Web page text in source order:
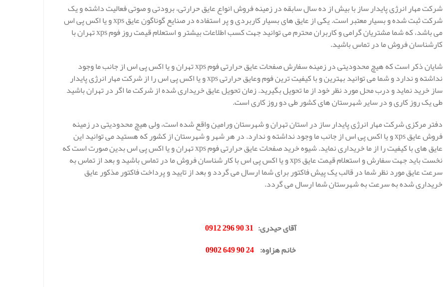
شرکت مهار انرژی پایدار ساز با بیش از ده سال سابقه در زمینه فروش انواع عایق حرارتی، برودتی و صوتی فعالیت داشته و یک
شرکت ثبت شده و بسیار معتبر است. یکی از عایق های بسیار کاربردی و پر استفاده در صنایع گوناگون عایق xps و یا اکس پی اس
می باشد، که شما مشتریان گرامی و کاربران محترم می توانید جهت کسب اطلاعات بیشتر و استعلام قیمت روز فوم xps تهران با
کارشناسان فروش ما در تماس باشید.
شایان ذکر است که هیچ محدودیتی در زمینه سفارش صفحات عایق حرارتی فوم xps تهران و یا اکس پی اس از جانب ما وجود
نداشته و ندارد و شما می توانید بهترین و با کیفیت ترین فوم وعایق حرارتی xps و یا اکس پی اس را از شرکت مهار انرژی پایدار
ساز خرید نماید و درب محل مورد نظر خود از ما تحویل بگیرید. زمان تحویل عایق خریداری شده از شرکت ما اگر در تهران باشید
طی یک روز کاری و در سایر شهرستان های کشور طی دو روز کاری است.
دفتر مرکزی شرکت مهار انرژی پایدار ساز در استان تهران و شهرستان ورامین واقع شده است، ولی هیچ محدودیتی در زمینه
فروش عایق xps و یا اکس پی اس از جانب ما وجود نداشته و ندارد. در هر شهر و شهرستان از کشور که هستید می توانید این
عایق های با کیفیت را از ما خریداری نماید. شیوه خرید صفحات عایق حرارتی فوم xps تهران و یا اکس پی اس بدین صورت است که
نخست باید جهت سفارش و استعلام قیمت عایق xps و یا اکس پی اس با کار شناسان فروش ما در تماس باشید و بعد از تماس به
سرعت عایق مورد نظر شما در قالب یک پیش فاکتور برای شما ارسال می گردد و بعد از تایید و پرداخت فاکتور مذکور عایق
خریداری شده به سرعت به شهرستان شما ارسال می گردد.
آقای حیدری:
31 90 296 0912
خانم هزاوه:
24 90 649 0902